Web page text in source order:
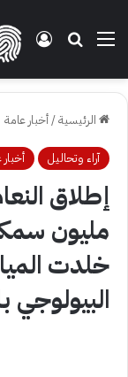
القائمة بحث عن
الرئيسية/أخبار عامة
آراء وتحاليل
إطلاق
مليون
خلدت
البيولوجي